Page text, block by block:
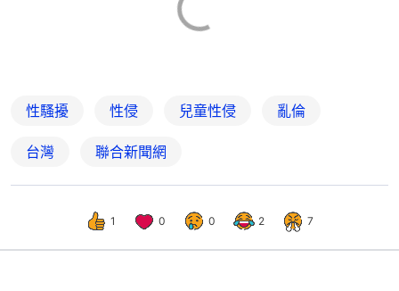
性騷擾 性侵 兒童性侵 亂倫
台灣 聯合新聞網
1 0 0 2 7